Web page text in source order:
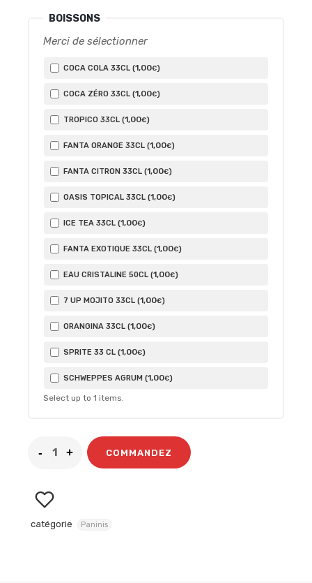
BOISSONS
Merci de sélectionner
COCA COLA 33CL (1,00€)
COCA ZÉRO 33CL (1,00€)
TROPICO 33CL (1,00€)
FANTA ORANGE 33CL (1,00€)
FANTA CITRON 33CL (1,00€)
OASIS TOPICAL 33CL (1,00€)
ICE TEA 33CL (1,00€)
FANTA EXOTIQUE 33CL (1,00€)
EAU CRISTALINE 50CL (1,00€)
7 UP MOJITO 33CL (1,00€)
ORANGINA 33CL (1,00€)
SPRITE 33 CL (1,00€)
SCHWEPPES AGRUM (1,00€)
Select up to 1 items.
COMMANDEZ
catégorie Paninis